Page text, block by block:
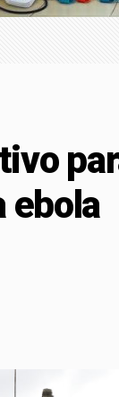
ebola